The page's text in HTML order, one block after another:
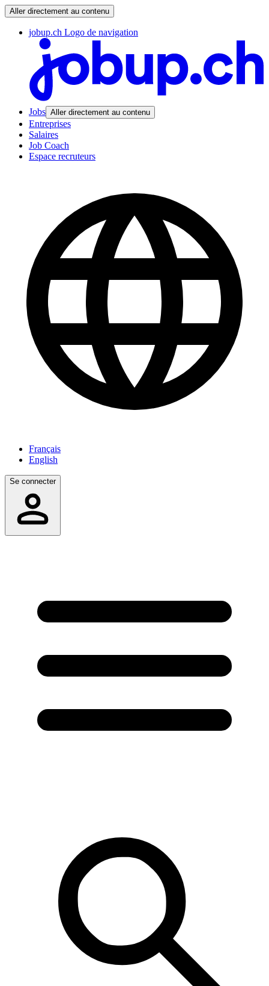
Aller directement au contenu
jobup.ch Logo de navigation
Jobs Aller directement au contenu
Entreprises
Salaires
Job Coach
Espace recruteurs
Français
English
Se connecter